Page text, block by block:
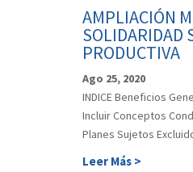
AMPLIACIÓN
SOLIDARIDAD
PRODUCTIVA
Ago 25, 2020
INDICE Beneficios
Incluir Conceptos
Planes Sujetos
Leer Más >